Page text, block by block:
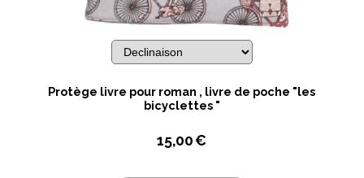
Protège livre pour roman , livre de poche "les
bicyclettes "
15,00€